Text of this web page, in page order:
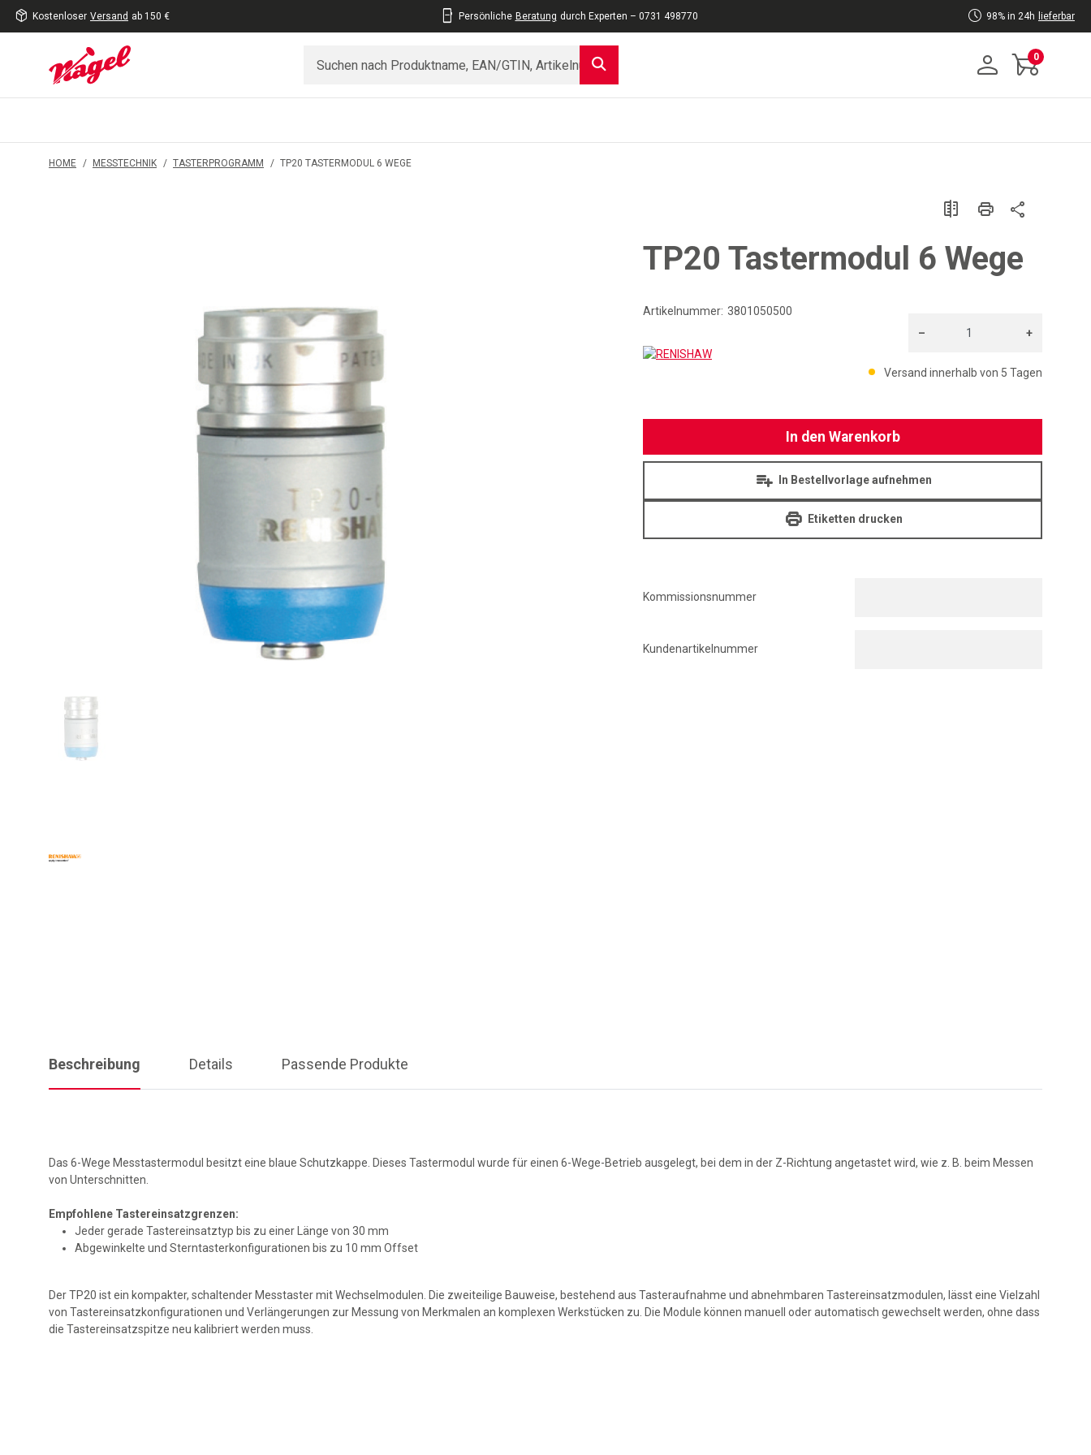
Kostenloser Versand ab 150 € Persönliche Beratung durch Experten – 0731 498770 98% in 24h lieferbar
0
HOME / MESSTECHNIK / TASTERPROGRAMM / TP20 TASTERMODUL 6 WEGE
TP20 Tastermodul 6 Wege
RENISHAW
Artikelnummer: 3801050500
Versand innerhalb von 5 Tagen
Kommissionsnummer
Kundenartikelnummer
– +
In den Warenkorb
In Bestellvorlage aufnehmen
Etiketten drucken
Beschreibung Details Passende Produkte
Das 6-Wege Messtastermodul besitzt eine blaue Schutzkappe. Dieses Tastermodul wurde für einen 6-Wege-Betrieb ausgelegt, bei dem in der Z-Richtung angetastet wird, wie z. B. beim Messen
von Unterschnitten.
Empfohlene Tastereinsatzgrenzen:
Jeder gerade Tastereinsatztyp bis zu einer Länge von 30 mm
Abgewinkelte und Sterntasterkonfigurationen bis zu 10 mm Offset
Der TP20 ist ein kompakter, schaltender Messtaster mit Wechselmodulen. Die zweiteilige Bauweise, bestehend aus Tasteraufnahme und abnehmbaren Tastereinsatzmodulen, lässt eine Vielzahl
von Tastereinsatzkonfigurationen und Verlängerungen zur Messung von Merkmalen an komplexen Werkstücken zu. Die Module können manuell oder automatisch gewechselt werden, ohne dass
die Tastereinsatzspitze neu kalibriert werden muss.